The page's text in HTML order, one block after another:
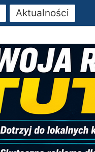
Aktualności